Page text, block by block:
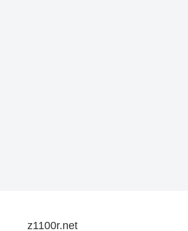
z1100r.net